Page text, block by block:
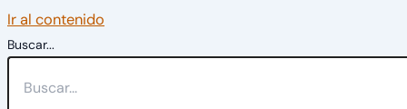
Ir al contenido
Buscar...